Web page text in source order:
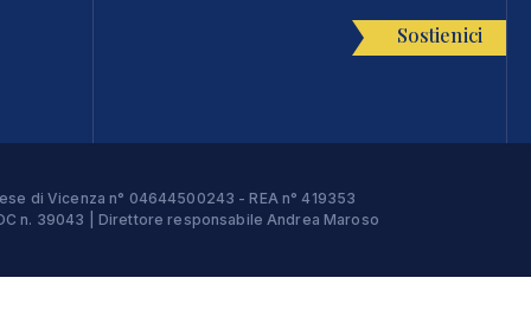
Sostienici
di Vicenza n° 04644500243 - REA n° 419353
n. 39043 | Direttore responsabile Andrea Maroso